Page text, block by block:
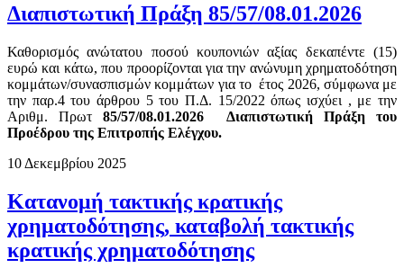
Διαπιστωτική Πράξη 85/57/08.01.2026
Καθορισμός ανώτατου ποσού κουπονιών αξίας δεκαπέντε (15)
ευρώ και κάτω, που προορίζονται για την ανώνυμη χρηματοδότηση
κομμάτων/συνασπισμών κομμάτων για το έτος 2026, σύμφωνα με
την παρ.4 του άρθρου 5 του Π.Δ. 15/2022 όπως ισχύει , με την
Aριθμ. Πρωτ85/57/08.01.2026 Διαπιστωτική Πράξη του
Προέδρου της Επιτροπής Ελέγχου.
10 Δεκεμβρίου 2025
Κατανομή τακτικής κρατικής
χρηματοδότησης, καταβολή τακτικής
κρατικής χρηματοδότησης